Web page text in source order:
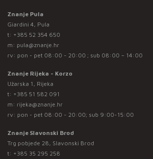
Znanje Pula
Giardini 4, Pula
t: +385 52 354 650
m: pula@znanje.hr
rv: pon - pet 08:00 - 20:00 ; sub 08:00 – 14:00
Znanje Rijeka - Korzo
Užarska 1, Rijeka
t: +385 51 582 091
m: rijeka@znanje.hr
rv: pon - pet 08:00 - 20:00; sub 9:00-15:00
Znanje Slavonski Brod
Trg pobjede 28, Slavonski Brod
t: +385 35 295 258